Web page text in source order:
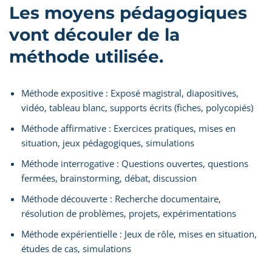
Les moyens pédagogiques
vont découler de la
méthode utilisée.
Méthode expositive : Exposé magistral, diapositives,
vidéo, tableau blanc, supports écrits (fiches, polycopiés)
Méthode affirmative : Exercices pratiques, mises en
situation, jeux pédagogiques, simulations
Méthode interrogative : Questions ouvertes, questions
fermées, brainstorming, débat, discussion
Méthode découverte : Recherche documentaire,
résolution de problèmes, projets, expérimentations
Méthode expérientielle : Jeux de rôle, mises en situation,
études de cas, simulations